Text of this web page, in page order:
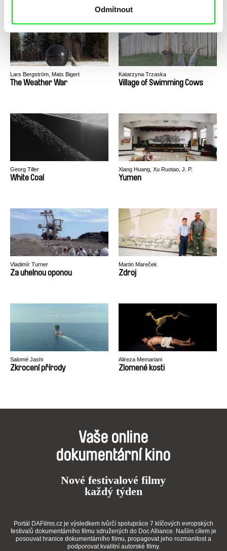
Odmítnout
Lars Bergström, Mats Bigert
The Weather War
Katarzyna Trzaska
Village of Swimming Cows
Georg Tiller
White Coal
Xiang Huang, Xu Ruotao, J. P.
Sniadecki
Yumen
Vladimír Turner
Za uhelnou oponou
Martin Mareček
Zdroj
Salomé Jashi
Zkrocení přírody
Alireza Memariani
Zlomené kosti
Vaše online
dokumentární kino
Nové festivalové filmy
každý týden
Portál DAFilms.cz je výsledkem tvůrčí spolupráce 7 klíčových evropských
festivalů dokumentárního filmu sdružených do Doc Alliance. Naším cílem je
posouvat hranice dokumentárního filmu, propagovat jeho rozmanitost a
podporovat kvalitní autorské filmy.